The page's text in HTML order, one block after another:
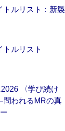
トルリスト：新製
トルリスト
〈学び続け
われるMRの真